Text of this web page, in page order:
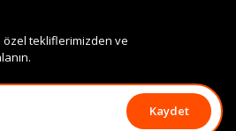
özel tekliflerimizden ve
Kaydet